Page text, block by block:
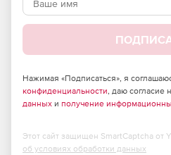
Нажимая «Подписаться», я
конфиденциальности, даю согласие
данных и получение
Этот сайт защищен SmartCaptcha от
об условиях обработки данных